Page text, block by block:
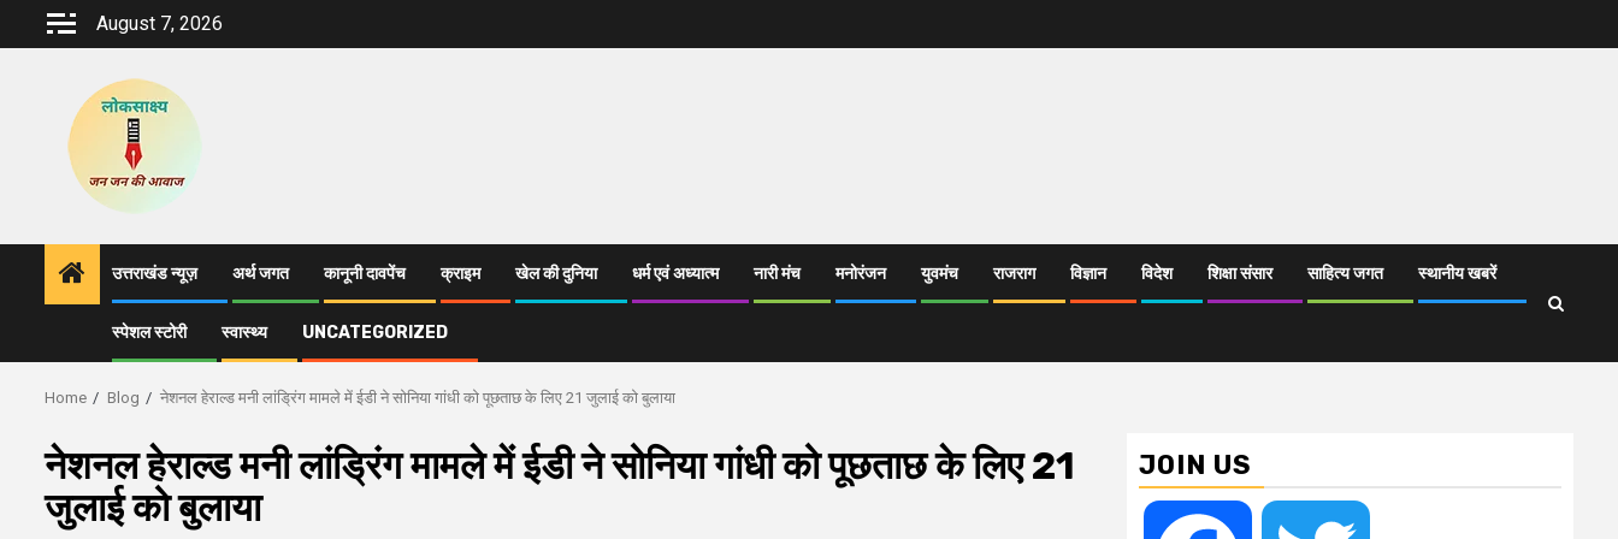
August 7, 2026
उत्तराखंड न्यूज़ अर्थ जगत कानूनी दावपेंच क्राइम खेल की दुनिया धर्म एवं अध्यात्म नारी मंच मनोरंजन युवमंच राजराग विज्ञान विदेश शिक्षा संसार साहित्य जगत स्थानीय खबरें
स्पेशल स्टोरी स्वास्थ्य UNCATEGORIZED
Home Blog नेशनल हेराल्ड मनी लांड्रिंग मामले में ईडी ने सोनिया गांधी को पूछताछ के लिए 21 जुलाई को बुलाया
नेशनल हेराल्ड मनी लांड्रिंग मामले में ईडी ने सोनिया गांधी को पूछताछ के लिए 21
जुलाई को बुलाया
JOIN US